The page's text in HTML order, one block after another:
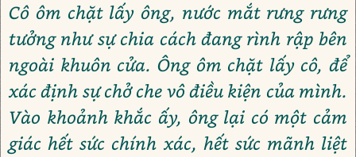
Cô ôm chặt lấy ông, nước mắt rưng rưng
tưởng như sự chia cách đang rình rập bên
ngoài khuôn cửa. Ông ôm chặt lấy cô, để
xác định sự chở che vô điều kiện của mình.
Vào khoảnh khắc ấy, ông lại có một cảm
giác hết sức chính xác, hết sức mãnh liệt